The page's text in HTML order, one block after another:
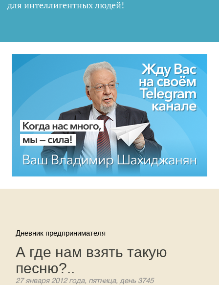
для интеллигентных людей!
Дневник предпринимателя
А где нам взять такую
песню?..
27 января 2012 года, пятница, день 3745